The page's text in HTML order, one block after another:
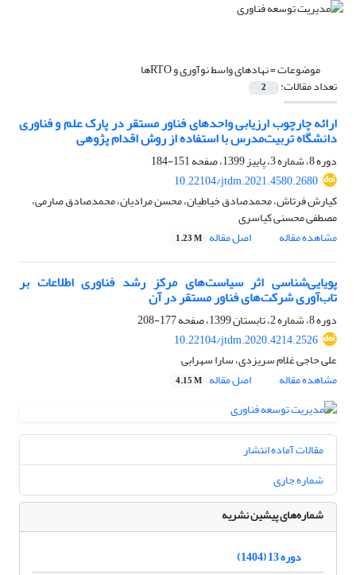
موضوعات =نهادهای واسط نوآوری و RTOها
تعداد مقالات: 2
ارائه چارچوب ارزیابی واحد‌های فناور مستقر در پارک‌‌ علم و فناوری
دانشگاه تربیت‌مدرس با استفاده از روش اقدام پژوهی
دوره 8، شماره 3، پاییز 1399، صفحه
151-184
10.22104/jtdm.2021.4580.2680
کیارش فرتاش، محمدصادق خیاطیان، محسن مرادیان، محمدصادق صارمی،
مصطفی محسنی کیاسری
مشاهده مقاله
اصل مقاله 1.23 M
پویایی‌شناسی اثر سیاست‌های مرکز رشد فناوری اطلاعات بر
تاب‌آوری شرکت‌های فناور مستقر در آن
دوره 8، شماره 2، تابستان 1399، صفحه
177-208
10.22104/jtdm.2020.4214.2526
علی حاجی غلام سریزدی، سارا سهرابی
مشاهده مقاله
اصل مقاله 4.15 M
مقالات آماده انتشار
شماره جاری
شماره‌های پیشین نشریه
دوره 13 (1404)